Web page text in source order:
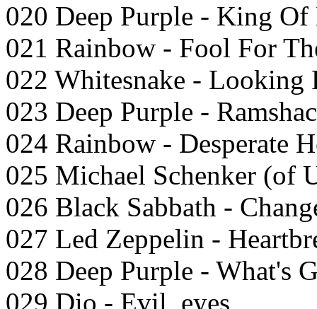
020 Deep Purple - King Of
021 Rainbow - Fool For
022 Whitesnake - Looking
023 Deep Purple -
024 Rainbow - Desperate
025 Michael Schenker (of
026 Black Sabbath -
027 Led Zeppelin -
028 Deep Purple - What's
029 Dio - Evil_eyes